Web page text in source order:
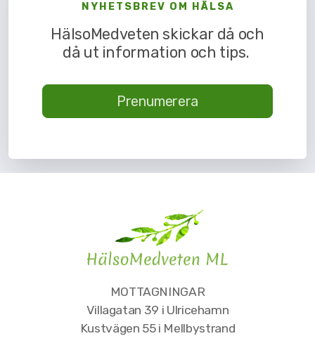
NYHETSBREV OM HÄLSA
HälsoMedveten skickar då och
då ut information och tips.
Prenumerera
MOTTAGNINGAR
Villagatan 39 i Ulricehamn
Kustvägen 55 i Mellbystrand
Vidafy gurkmeja